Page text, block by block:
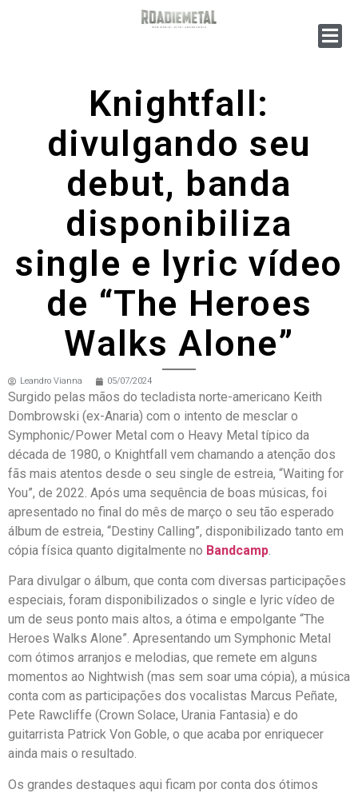
Knightfall:
divulgando seu
debut, banda
disponibiliza
single e lyric vídeo
de “The Heroes
Walks Alone”
Leandro Vianna 05/07/2024
Surgido pelas mãos do tecladista norte-americano Keith
Dombrowski (ex-Anaria) com o intento de mesclar o
Symphonic/Power Metal com o Heavy Metal típico da
década de 1980, o Knightfall vem chamando a atenção dos
fãs mais atentos desde o seu single de estreia, “Waiting for
You”, de 2022. Após uma sequência de boas músicas, foi
apresentado no final do mês de março o seu tão esperado
álbum de estreia, “Destiny Calling”, disponibilizado tanto em
cópia física quanto digitalmente no Bandcamp.
Para divulgar o álbum, que conta com diversas participações
especiais, foram disponibilizados o single e lyric vídeo de
um de seus ponto mais altos, a ótima e empolgante “The
Heroes Walks Alone”. Apresentando um Symphonic Metal
com ótimos arranjos e melodias, que remete em alguns
momentos ao Nightwish (mas sem soar uma cópia), a música
conta com as participações dos vocalistas Marcus Peñate,
Pete Rawcliffe (Crown Solace, Urania Fantasia) e do
guitarrista Patrick Von Goble, o que acaba por enriquecer
ainda mais o resultado.
Os grandes destaques aqui ficam por conta dos ótimos